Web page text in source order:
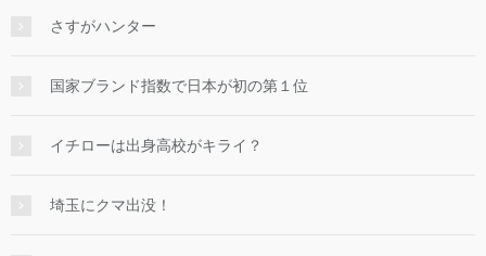
さすがハンター
国家ブランド指数で日本が初の第１位
イチローは出身高校がキライ？
埼玉にクマ出没！